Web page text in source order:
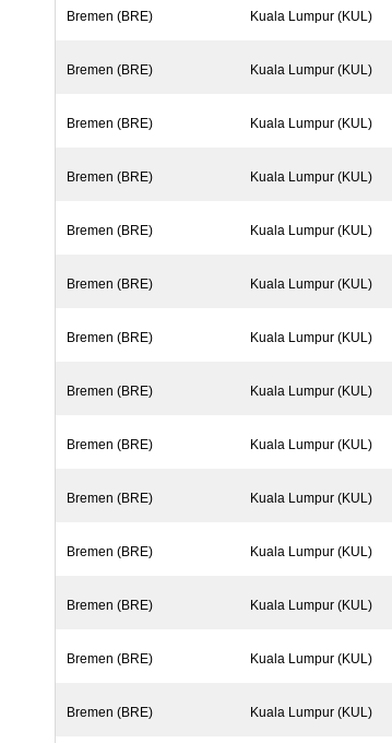
Bremen (BRE) Kuala Lumpur (KUL)
Bremen (BRE) Kuala Lumpur (KUL)
Bremen (BRE) Kuala Lumpur (KUL)
Bremen (BRE) Kuala Lumpur (KUL)
Bremen (BRE) Kuala Lumpur (KUL)
Bremen (BRE) Kuala Lumpur (KUL)
Bremen (BRE) Kuala Lumpur (KUL)
Bremen (BRE) Kuala Lumpur (KUL)
Bremen (BRE) Kuala Lumpur (KUL)
Bremen (BRE) Kuala Lumpur (KUL)
Bremen (BRE) Kuala Lumpur (KUL)
Bremen (BRE) Kuala Lumpur (KUL)
Bremen (BRE) Kuala Lumpur (KUL)
Bremen (BRE) Kuala Lumpur (KUL)